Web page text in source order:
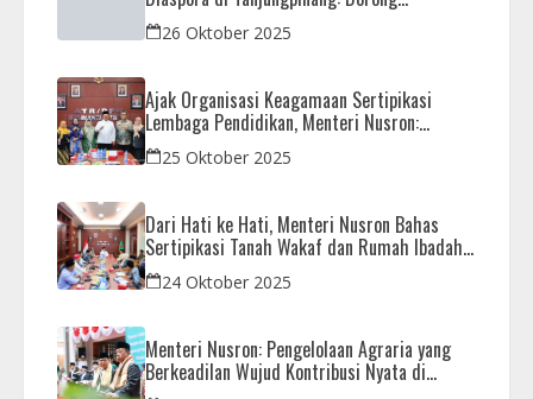
Pemekaran Provinsi dan Jamin Pemerataan
Pembangunan
26 Oktober 2025
Ajak Organisasi Keagamaan Sertipikasi
Lembaga Pendidikan, Menteri Nusron:
Sebagai Early Warning System
25 Oktober 2025
Dari Hati ke Hati, Menteri Nusron Bahas
Sertipikasi Tanah Wakaf dan Rumah Ibadah
di Kaltim
24 Oktober 2025
Menteri Nusron: Pengelolaan Agraria yang
Berkeadilan Wujud Kontribusi Nyata di